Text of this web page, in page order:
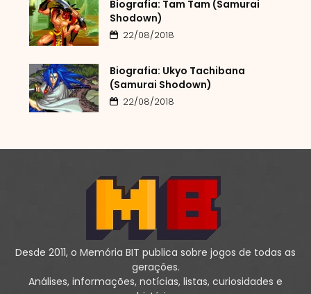
Biografia: Tam Tam (Samurai
Shodown)
22/08/2018
Biografia: Ukyo Tachibana
(Samurai Shodown)
22/08/2018
Desde 2011, o Memória BIT publica sobre jogos de todas as
gerações.
Análises, informações, notícias, listas, curiosidades e